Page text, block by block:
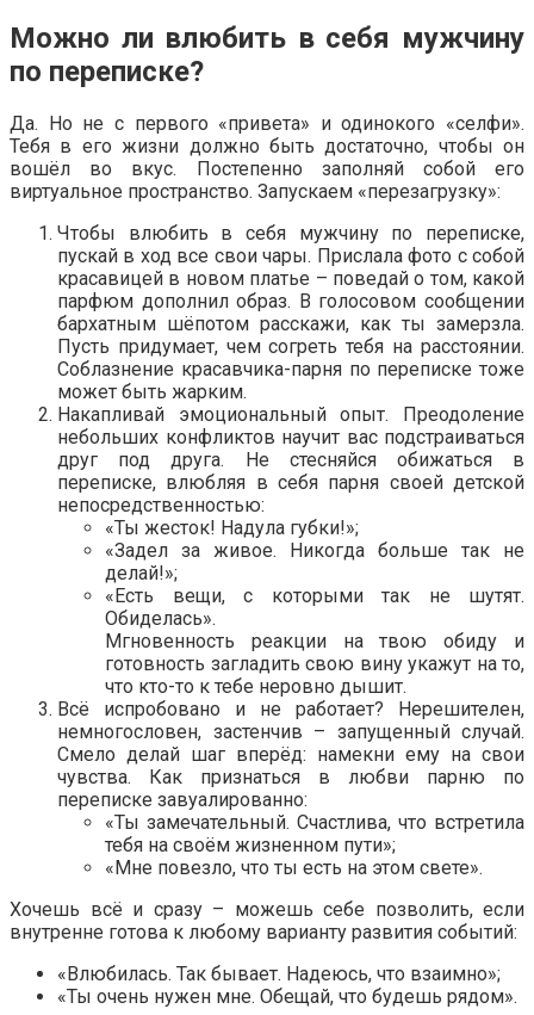
Можно ли влюбить в себя мужчину
по переписке?
Да. Но не с первого «привета» и одинокого «селфи».
Тебя в его жизни должно быть достаточно, чтобы он
вошёл во вкус. Постепенно заполняй собой его
виртуальное пространство. Запускаем «перезагрузку»:
Чтобы влюбить в себя мужчину по переписке,
пускай в ход все свои чары. Прислала фото с собой
красавицей в новом платье – поведай о том, какой
парфюм дополнил образ. В голосовом сообщении
бархатным шёпотом расскажи, как ты замерзла.
Пусть придумает, чем согреть тебя на расстоянии.
Соблазнение красавчика-парня по переписке тоже
может быть жарким.
Накапливай эмоциональный опыт. Преодоление
небольших конфликтов научит вас подстраиваться
друг под друга. Не стесняйся обижаться в
переписке, влюбляя в себя парня своей детской
непосредственностью:
«Ты жесток! Надула губки!»;
«Задел за живое. Никогда больше так не
делай!»;
«Есть вещи, с которыми так не шутят.
Обиделась».
Мгновенность реакции на твою обиду и
готовность загладить свою вину укажут на то,
что кто-то к тебе неровно дышит.
Всё испробовано и не работает? Нерешителен,
немногословен, застенчив – запущенный случай.
Смело делай шаг вперёд: намекни ему на свои
чувства. Как признаться в любви парню по
переписке завуалированно:
«Ты замечательный. Счастлива, что встретила
тебя на своём жизненном пути»;
«Мне повезло, что ты есть на этом свете».
Хочешь всё и сразу – можешь себе позволить, если
внутренне готова к любому варианту развития событий:
«Влюбилась. Так бывает. Надеюсь, что взаимно»;
«Ты очень нужен мне. Обещай, что будешь рядом».